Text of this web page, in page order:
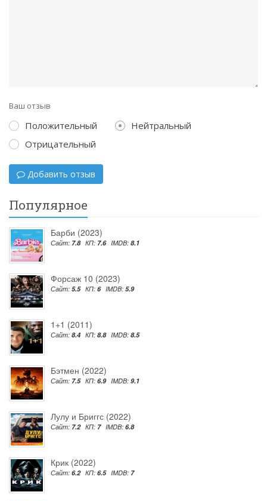
Ваш отзыв
Положительный
Нейтральный
Отрицательный
Добавить отзыв
Популярное
Барби (2023)
Сайт: 7.8 КП: 7.6 IMDB: 8.1
Форсаж 10 (2023)
Сайт: 5.5 КП: 6 IMDB: 5.9
1+1 (2011)
Сайт: 8.4 КП: 8.8 IMDB: 8.5
Бэтмен (2022)
Сайт: 7.5 КП: 6.9 IMDB: 9.1
Лулу и Бриггс (2022)
Сайт: 7.2 КП: 7 IMDB: 6.8
Крик (2022)
Сайт: 6.2 КП: 6.5 IMDB: 7